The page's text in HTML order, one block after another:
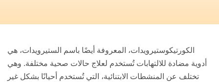
الكورتيكوستيرويدات، المعروفة أيضًا باسم الستيرويدات، هي
أدوية مضادة للالتهابات تُستخدم لعلاج حالات صحية مختلفة. وهي
تختلف عن المنشطات الابتنائية، التي تُستخدم أحيانًا بشكل غير